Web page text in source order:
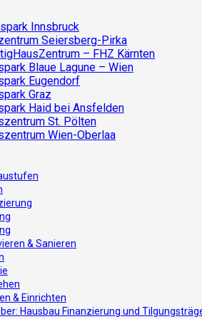
Innsbruck
Seiersberg-Pirka
– FHZ Kärnten
Blaue Lagune – Wien
Eugendorf
Graz
Haid bei Ansfelden
St. Pölten
Wien-Oberlaa
& Sanieren
& Einrichten
Hausbau Finanzierung und